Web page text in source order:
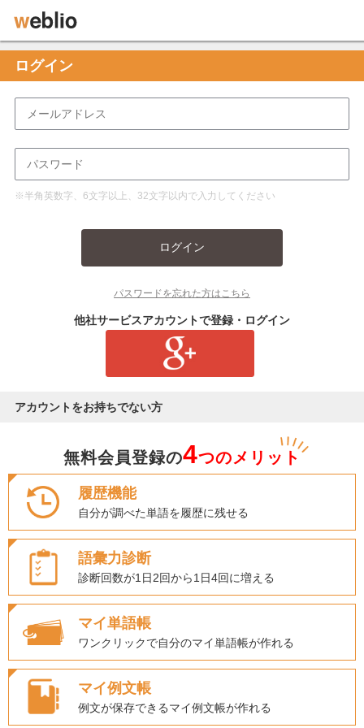
ログイン
※半角英数字、6文字以上、32文字以内で入力してください
ログイン
パスワードを忘れた方はこちら
他社サービスアカウントで登録・ログイン
アカウントをお持ちでない方
無料会員登録の4つのメリット
履歴機能
自分が調べた単語を履歴に残せる
語彙力診断
診断回数が1日2回から1日4回に増える
マイ単語帳
ワンクリックで自分のマイ単語帳が作れる
マイ例文帳
例文が保存できるマイ例文帳が作れる